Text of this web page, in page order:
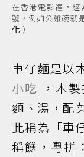
在香港電影裡，經
號，例如公雞碗就
化 ）
車仔麵是以
小吃 ，木
麵、湯，配
此稱為「車
稱餸，粵拼